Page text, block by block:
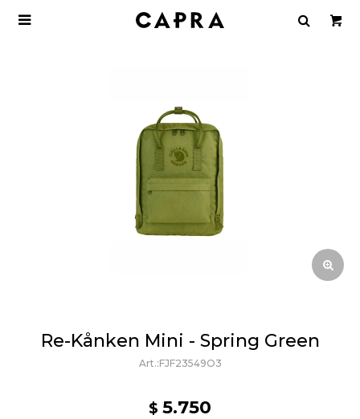

Re-Kånken Mini - Spring Green
FJF23549O3
$ 5.750